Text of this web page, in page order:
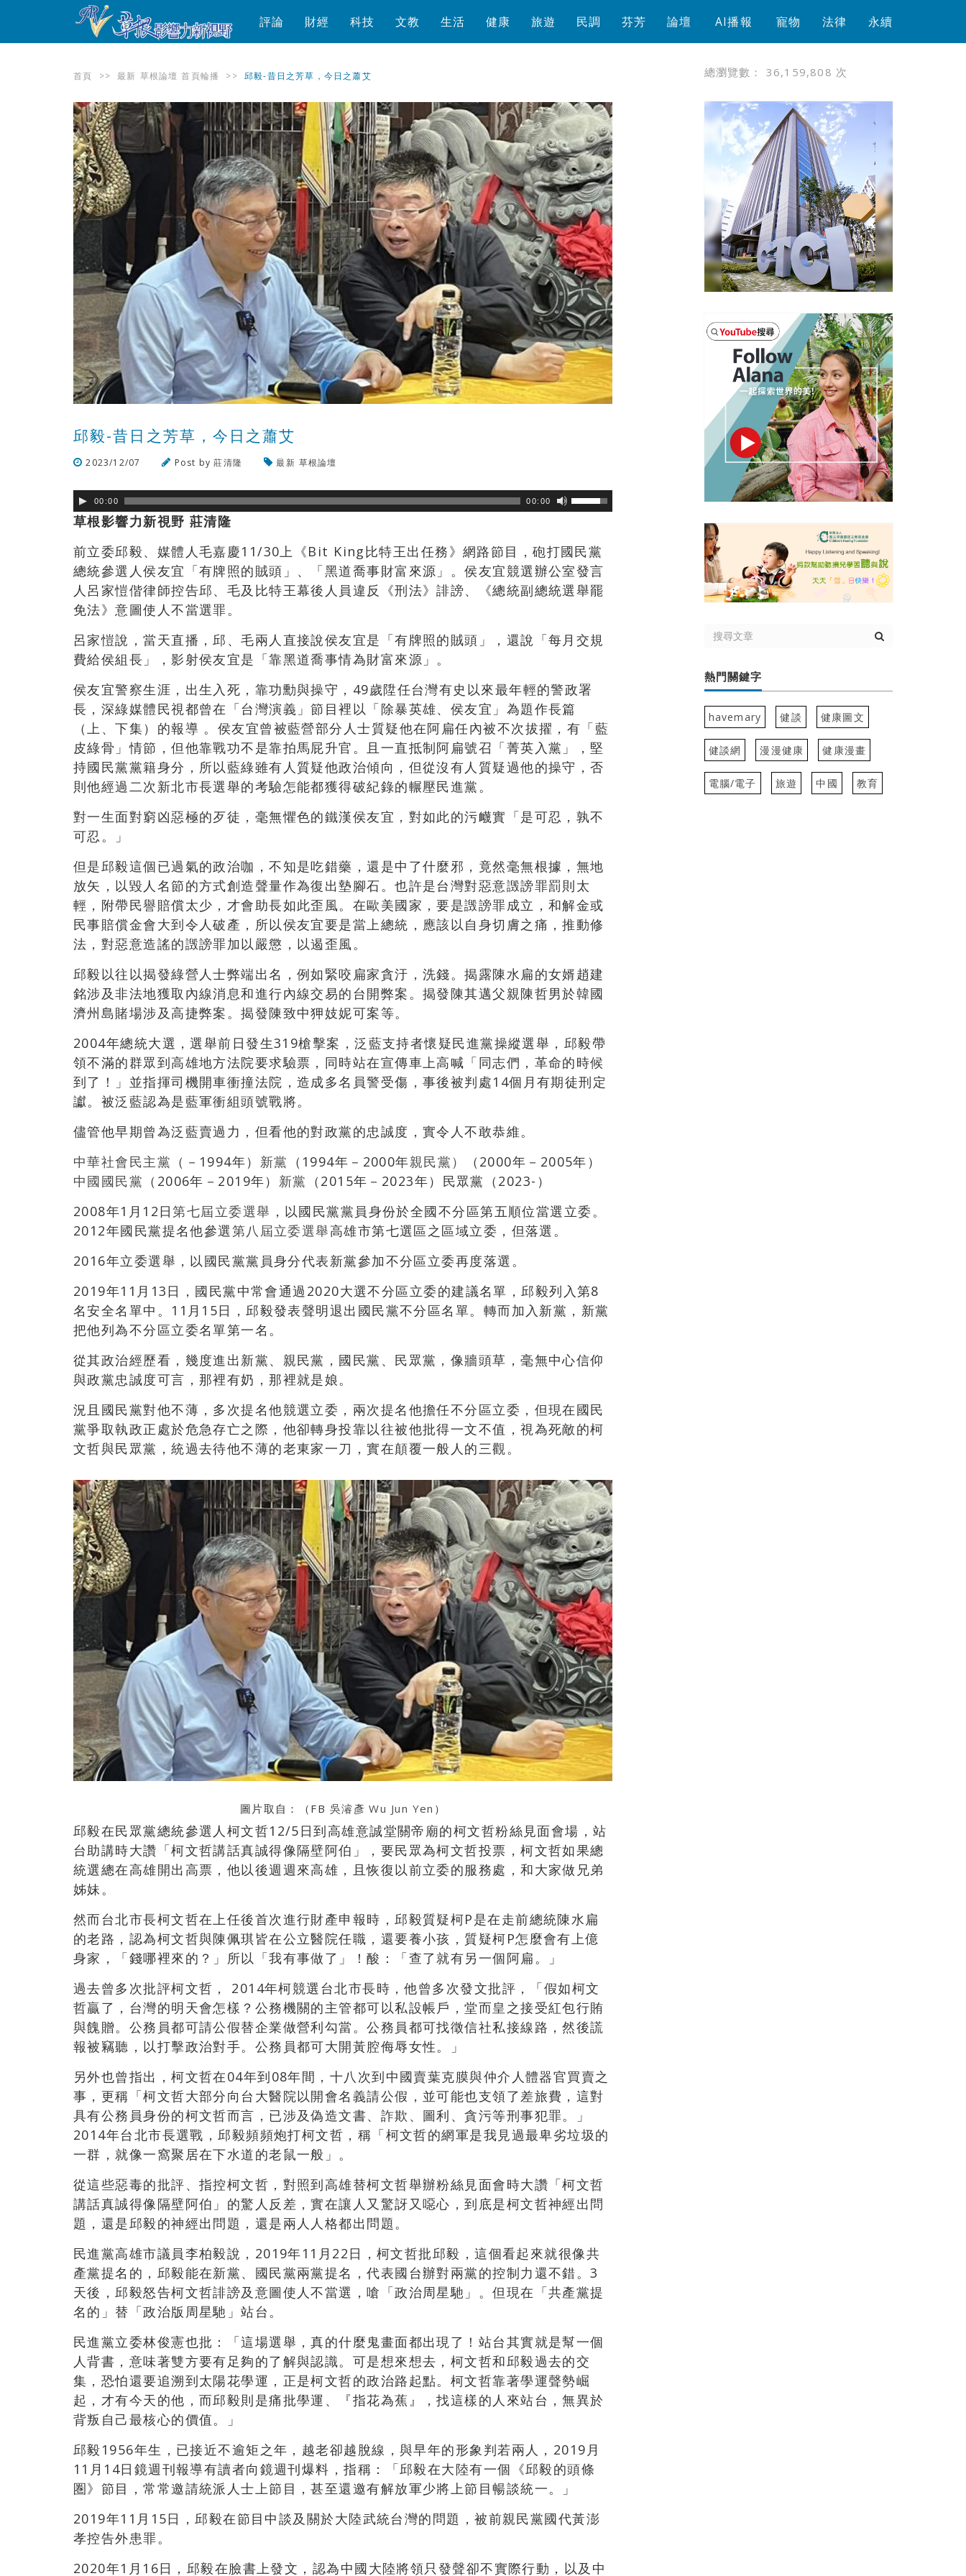
評論 財經 科技 文教 生活 健康 旅遊 民調 芬芳 論壇 AI播報 寵物 法律 永續
首頁 >> 最新 草根論壇 首頁輪播 >> 邱毅-昔日之芳草，今日之蕭艾
邱毅-昔日之芳草，今日之蕭艾
2023/12/07 Post by莊清隆 最新 草根論壇
00:00 00:00
草根影響力新視野 莊清隆
前立委邱毅、媒體人毛嘉慶11/30上《Bit King比特王出任務》網路節目，砲打國民黨
總統參選人侯友宜「有牌照的賊頭」、「黑道喬事財富來源」。侯友宜競選辦公室發言
人呂家愷偕律師控告邱、毛及比特王幕後人員違反《刑法》誹謗、《總統副總統選舉罷
免法》意圖使人不當選罪。
呂家愷說，當天直播，邱、毛兩人直接說侯友宜是「有牌照的賊頭」，還說「每月交規
費給侯組長」，影射侯友宜是「靠黑道喬事情為財富來源」。
侯友宜警察生涯，出生入死，靠功勳與操守，49歲陞任台灣有史以來最年輕的警政署
長，深綠媒體民視都曾在「台灣演義」節目裡以「除暴英雄、侯友宜」為題作長篇
（上、下集）的報導 。 侯友宜曾被藍營部分人士質疑他在阿扁任內被不次拔擢，有「藍
皮綠骨」情節，但他靠戰功不是靠拍馬屁升官。且一直抵制阿扁號召「菁英入黨」，堅
持國民黨黨籍身分，所以藍綠雖有人質疑他政治傾向，但從沒有人質疑過他的操守，否
則他經過二次新北市長選舉的考驗怎能都獲得破紀錄的輾壓民進黨。
對一生面對窮凶惡極的歹徒，毫無懼色的鐵漢侯友宜，對如此的污衊實「是可忍，孰不
可忍。」
但是邱毅這個已過氣的政治咖，不知是吃錯藥，還是中了什麼邪，竟然毫無根據，無地
放矢，以毀人名節的方式創造聲量作為復出墊腳石。也許是台灣對惡意譭謗罪罰則太
輕，附帶民譽賠償太少，才會助長如此歪風。在歐美國家，要是譭謗罪成立，和解金或
民事賠償金會大到令人破產，所以侯友宜要是當上總統，應該以自身切膚之痛，推動修
法，對惡意造謠的譭謗罪加以嚴懲，以遏歪風。
邱毅以往以揭發綠營人士弊端出名，例如緊咬扁家貪汙，洗錢。揭露陳水扁的女婿趙建
銘涉及非法地獲取內線消息和進行內線交易的台開弊案。揭發陳其邁父親陳哲男於韓國
濟州島賭場涉及高捷弊案。揭發陳致中狎妓妮可案等。
2004年總統大選，選舉前日發生319槍擊案，泛藍支持者懷疑民進黨操縱選舉，邱毅帶
領不滿的群眾到高雄地方法院要求驗票，同時站在宣傳車上高喊「同志們，革命的時候
到了！」並指揮司機開車衝撞法院，造成多名員警受傷，事後被判處14個月有期徒刑定
讞。被泛藍認為是藍軍衝組頭號戰將。
儘管他早期曾為泛藍賣過力，但看他的對政黨的忠誠度，實令人不敢恭維。
中華社會民主黨 （－1994年） 新黨 （1994年－2000年親民黨）
（2000年－2005年）
中國國民黨 （2006年－2019年） 新黨 （2015年－2023年） 民眾黨（2023-）
2008年1月12日第七屆立委選舉 ，以國民黨黨員身份於全國不分區第五順位當選立委。
2012年國民黨提名他參選第八屆立委選舉高雄市第七選區之區域立委，但落選。
2016年立委選舉，以國民黨黨員身分代表新黨參加不分區立委再度落選 。
2019年11月13日，國民黨中常會通過2020大選不分區立委的建議名單，邱毅列入第8
名安全名單中。11月15日，邱毅發表聲明退出國民黨不分區名單。轉而加入新黨， 新黨
把他列為不分區立委名單第一名。
從其政治經歷看，幾度進出新黨、親民黨，國民黨、民眾黨，像牆頭草，毫無中心信仰
與政黨忠誠度可言，那裡有奶，那裡就是娘。
況且國民黨對他不薄，多次提名他競選立委，兩次提名他擔任不分區立委，但現在國民
黨爭取執政正處於危急存亡之際，他卻轉身投靠以往被他批得一文不值，視為死敵的柯
文哲與民眾黨，統過去待他不薄的老東家一刀，實在顛覆一般人的三觀。
圖片取自：（FB 吳濬彥 Wu Jun Yen ）
邱毅在民眾黨總統參選人柯文哲12/5日到高雄意誠堂關帝廟的柯文哲粉絲見面會場，站
台助講時大讚「柯文哲講話真誠得像隔壁阿伯」，要民眾為柯文哲投票，柯文哲如果總
統選總在高雄開出高票，他以後週週來高雄，且恢復以前立委的服務處，和大家做兄弟
姊妹。
然而台北市長柯文哲在上任後首次進行財產申報時，邱毅質疑柯P是在走前總統陳水扁
的老路，認為柯文哲與陳佩琪皆在公立醫院任職，還要養小孩，質疑柯P怎麼會有上億
身家，「錢哪裡來的？」所以「我有事做了」！酸：「查了就有另一個阿扁。」
過去曾多次批評柯文哲， 2014年柯競選台北市長時，他曾多次發文批評，「假如柯文
哲贏了，台灣的明天會怎樣？公務機關的主管都可以私設帳戶，堂而皇之接受紅包行賄
與餽贈。公務員都可請公假替企業做營利勾當。公務員都可找徵信社私接線路，然後謊
報被竊聽，以打擊政治對手。公務員都可大開黃腔侮辱女性。」
另外也曾指出，柯文哲在04年到08年間，十八次到中國賣葉克膜與仲介人體器官買賣之
事，更稱「柯文哲大部分向台大醫院以開會名義請公假，並可能也支領了差旅費，這對
具有公務員身份的柯文哲而言，已涉及偽造文書、詐欺、圖利、貪污等刑事犯罪。」
2014年台北市長選戰，邱毅頻頻炮打柯文哲，稱「柯文哲的網軍是我見過最卑劣垃圾的
一群，就像一窩聚居在下水道的老鼠一般」。
從這些惡毒的批評、指控柯文哲，對照到高雄替柯文哲舉辦粉絲見面會時大讚「柯文哲
講話真誠得像隔壁阿伯」的驚人反差，實在讓人又驚訝又噁心，到底是柯文哲神經出問
題，還是邱毅的神經出問題，還是兩人人格都出問題。
民進黨高雄市議員李柏毅說，2019年11月22日，柯文哲批邱毅，這個看起來就很像共
產黨提名的，邱毅能在新黨、國民黨兩黨提名，代表國台辦對兩黨的控制力還不錯。3
天後，邱毅怒告柯文哲誹謗及意圖使人不當選，嗆「政治周星馳」。但現在「共產黨提
名的」替「政治版周星馳」站台。
民進黨立委林俊憲也批：「這場選舉，真的什麼鬼畫面都出現了！站台其實就是幫一個
人背書，意味著雙方要有足夠的了解與認識。可是想來想去，柯文哲和邱毅過去的交
集，恐怕還要追溯到太陽花學運，正是柯文哲的政治路起點。柯文哲靠著學運聲勢崛
起，才有今天的他，而邱毅則是痛批學運、『指花為蕉』，找這樣的人來站台，無異於
背叛自己最核心的價值。」
邱毅1956年生，已接近不逾矩之年，越老卻越脫線，與早年的形象判若兩人， 2019月
11月14日鏡週刊報導有讀者向鏡週刊爆料，指稱：「邱毅在大陸有一個《邱毅的頭條
圏》節目，常常邀請統派人士上節目，甚至還邀有解放軍少將上節目暢談統一。」
2019年11月15日，邱毅在節目中談及關於大陸武統台灣的問題，被前親民黨國代黃澎
孝控告外患罪。
2020年1月16日，邱毅在臉書上發文，認為中國大陸將領只發聲卻不實際行動，以及中
總瀏覽數： 36,159,808 次
熱門關鍵字
havemary 健談 健康圖文
健談網 漫漫健康 健康漫畫
電腦/電子 旅遊 中國 教育